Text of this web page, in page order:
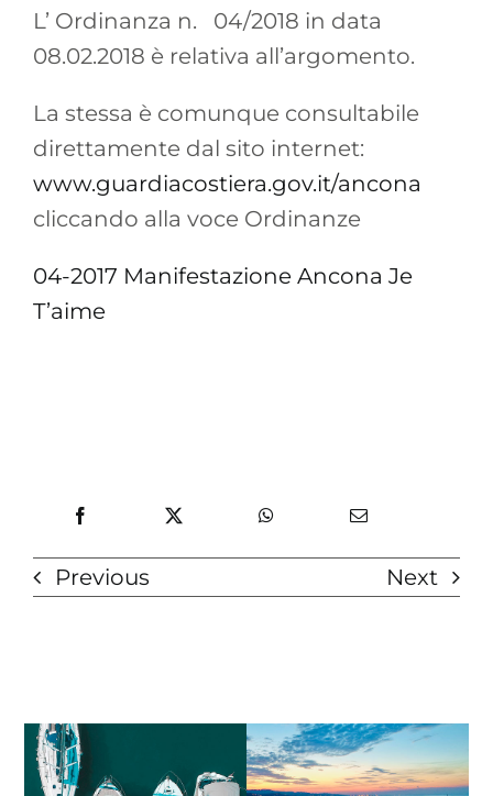
L’ Ordinanza n. 04/2018 in data
08.02.2018 è relativa all’argomento.
La stessa è comunque consultabile
direttamente dal sito internet:
www.guardiacostiera.gov.it/ancona
cliccando alla voce Ordinanze
04-2017 Manifestazione Ancona Je
T’aime
Previous Next